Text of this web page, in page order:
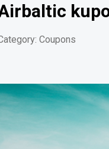
Coupons